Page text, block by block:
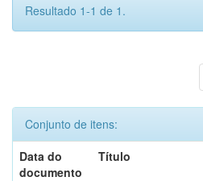
Resultado 1-1 de 1.
Conjunto de itens:
Data do
documento
Título